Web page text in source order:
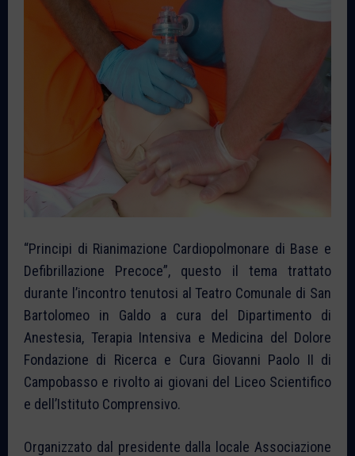
“Principi di Rianimazione Cardiopolmonare di Base e
Defibrillazione Precoce”, questo il tema trattato
durante l’incontro tenutosi al Teatro Comunale di San
Bartolomeo in Galdo a cura del Dipartimento di
Anestesia, Terapia Intensiva e Medicina del Dolore
Fondazione di Ricerca e Cura Giovanni Paolo II di
Campobasso e rivolto ai giovani del Liceo Scientifico
e dell’Istituto Comprensivo.
Organizzato dal presidente dalla locale Associazione